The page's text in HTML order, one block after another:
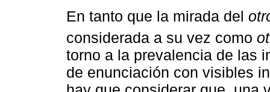
En tanto que la mirada del
considerada a su vez como
torno a la prevalencia de las
de enunciación con visibles